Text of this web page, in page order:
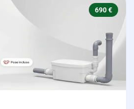
690 €